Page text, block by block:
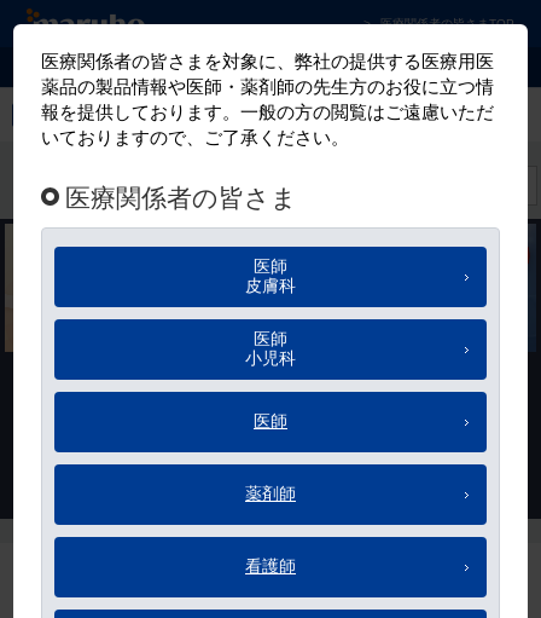
マルホ株式会社 皮膚科学領域での卓越した
医療関係者の皆さまTOP
世界五大医学雑誌の1つ『The BMJ』を出版するBMJが開発した医
師向け臨床診断クイズ「Endgames」の日本語版です。文献に基づ
症例 11